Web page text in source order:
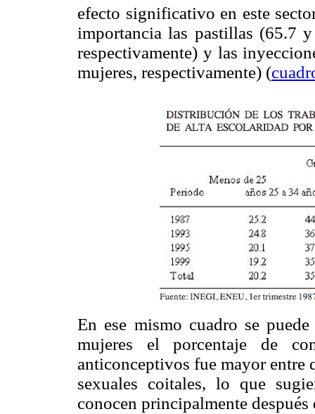
efecto significativo en este
importancia las pastillas (65.7
respectivamente) y las
mujeres, respectivamente) (
En ese mismo cuadro se
mujeres el porcentaje de
anticonceptivos fue mayor entre
sexuales coitales, lo que
conocen principalmente